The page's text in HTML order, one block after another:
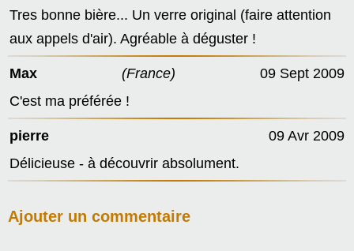
Tres bonne bière... Un verre original (faire attention
aux appels d'air). Agréable à déguster !
Max (France)
09 Sept 2009
C'est ma préférée !
pierre
09 Avr 2009
Délicieuse - à découvrir absolument.
Ajouter un commentaire